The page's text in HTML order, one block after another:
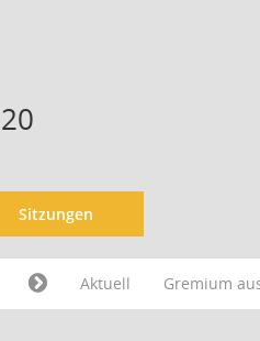
Sitzungen
Aktuell Gremium